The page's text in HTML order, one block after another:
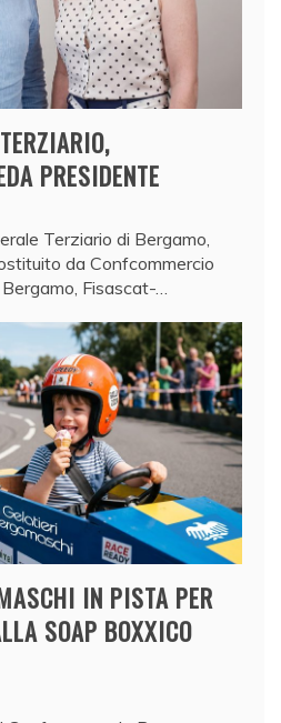
PRESIDENTE
Terziario di Bergamo,
da Confcommercio
Fisascat-…
IN PISTA PER
SOAP BOXXICO